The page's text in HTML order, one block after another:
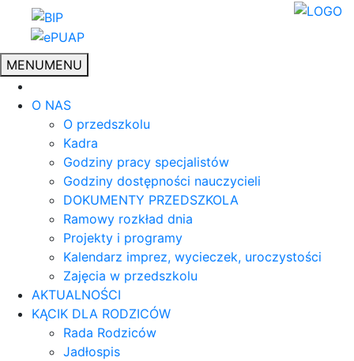
MENUMENU
O NAS
O przedszkolu
Kadra
Godziny pracy specjalistów
Godziny dostępności nauczycieli
DOKUMENTY PRZEDSZKOLA
Ramowy rozkład dnia
Projekty i programy
Kalendarz imprez, wycieczek, uroczystości
Zajęcia w przedszkolu
AKTUALNOŚCI
KĄCIK DLA RODZICÓW
Rada Rodziców
Jadłospis